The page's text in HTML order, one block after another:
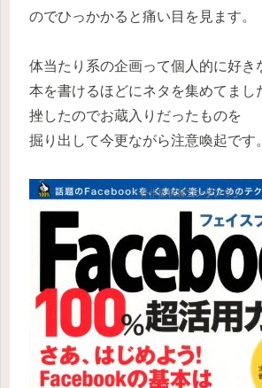
のでひっかかると痛い目を見ます。
体当たり系の企画って個人的に好き
本を書けるほどにネタを集めてまし
挫したのでお蔵入りだったものを
掘り出して今更ながら注意喚起です。